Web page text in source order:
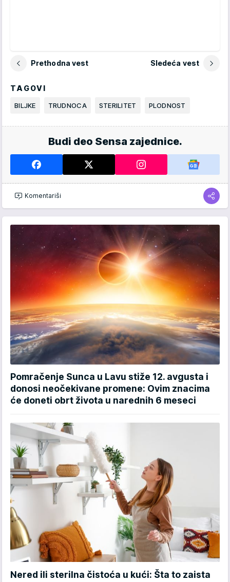
Prethodna vest Sledeća vest
TAGOVI
BILJKE TRUDNOCA STERILITET PLODNOST
Budi deo Sensa zajednice.
Komentariši
Pomračenje Sunca u Lavu stiže 12. avgusta i
donosi neočekivane promene: Ovim znacima
će doneti obrt života u narednih 6 meseci
Nered ili sterilna čistoća u kući: Šta to zaista